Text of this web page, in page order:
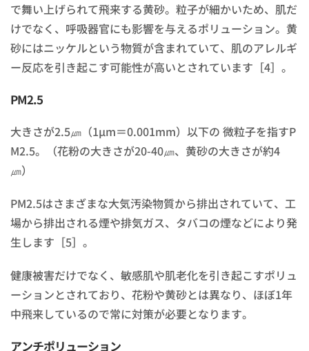
で舞い上げられて飛来する黄砂。粒子が細かいため、肌だ
けでなく、呼吸器官にも影響を与えるポリューション。黄
砂にはニッケルという物質が含まれていて、肌のアレルギ
ー反応を引き起こす可能性が高いとされています［4］。
PM2.5
大きさが2.5㎛（1μm＝0.001mm）以下の 微粒子を指すP
M2.5。（花粉の大きさが20-40㎛、黄砂の大きさが約4
㎛）
PM2.5はさまざまな大気汚染物質から排出されていて、工
場から排出される煙や排気ガス、タバコの煙などにより発
生します［5］。
健康被害だけでなく、敏感肌や肌老化を引き起こすポリュ
ーションとされており、花粉や黄砂とは異なり、ほぼ1年
中飛来しているので常に対策が必要となります。
アンチポリューション